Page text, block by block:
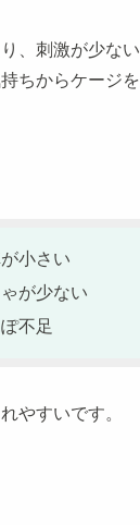
、刺激が少な
ちからケージ
小さい
が少ない
不足
やすいです。